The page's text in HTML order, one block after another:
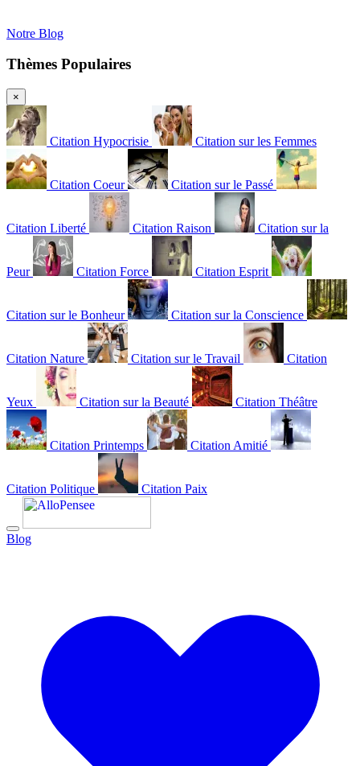
Notre Blog
Thèmes Populaires
×
Citation Hypocrisie Citation sur les Femmes
Citation Coeur Citation sur le Passé
Citation Liberté Citation Raison Citation sur la
Peur Citation Force Citation Esprit
Citation sur le Bonheur Citation sur la Conscience
Citation Nature Citation sur le Travail Citation
Yeux Citation sur la Beauté Citation Théâtre
Citation Printemps Citation Amitié
Citation Politique Citation Paix
Blog